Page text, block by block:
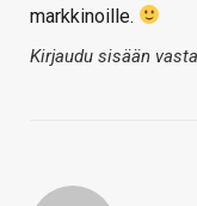
markkinoille.
Kirjaudu sisään